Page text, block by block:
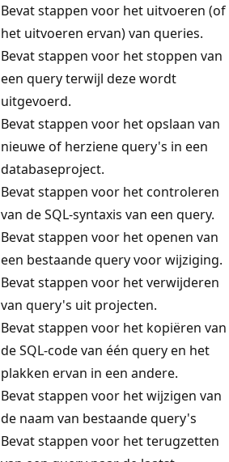
Bevat stappen voor het uitvoeren (of
het uitvoeren ervan) van queries.
Bevat stappen voor het stoppen van
een query terwijl deze wordt
uitgevoerd.
Bevat stappen voor het opslaan van
nieuwe of herziene query's in een
databaseproject.
Bevat stappen voor het controleren
van de SQL-syntaxis van een query.
Bevat stappen voor het openen van
een bestaande query voor wijziging.
Bevat stappen voor het verwijderen
van query's uit projecten.
Bevat stappen voor het kopiëren van
de SQL-code van één query en het
plakken ervan in een andere.
Bevat stappen voor het wijzigen van
de naam van bestaande query's
Bevat stappen voor het terugzetten